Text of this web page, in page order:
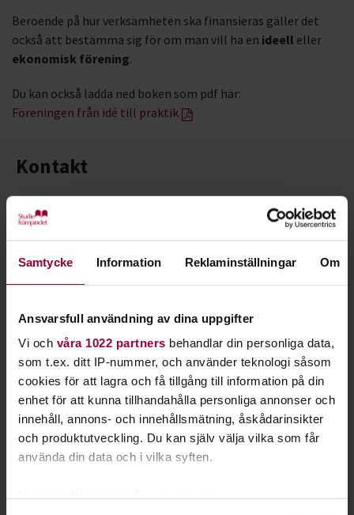
Samtycke Information Reklaminställningar Om
Ansvarsfull användning av dina uppgifter
Vi och våra 1022 partners behandlar din personliga data,
som t.ex. ditt IP-nummer, och använder teknologi såsom
cookies för att lagra och få tillgång till information på din
enhet för att kunna tillhandahålla personliga annonser och
innehåll, annons- och innehållsmätning, åskådarinsikter
och produktutveckling. Du kan själv välja vilka som får
använda din data och i vilka syften.
Beroende på hur verksamheten ska finansieras gäller det
också att bestämma sig för om man vill ha en ideell eller
ekonomisk förening.
Du kan också ladda ned boken som pdf här:
Föreningen från idé till praktik
Kontakt
Manuela de Gouveia